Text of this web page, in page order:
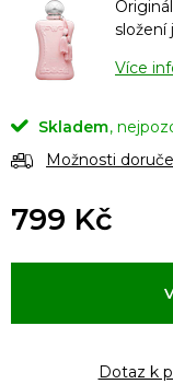
složení
Více
Skladem
Možnosti
799 Kč
cena:
Dotaz k